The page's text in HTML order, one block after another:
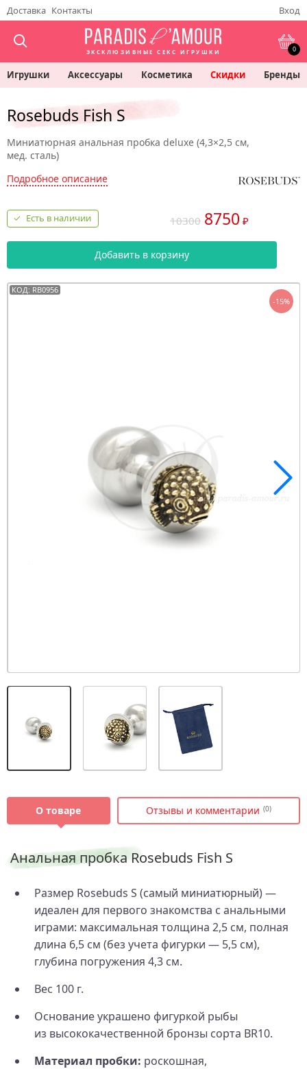
Доставка Контакты Вход
ЭКСКЛЮЗИВНЫЕ СЕКС ИГРУШКИ 0
Игрушки Аксессуары Косметика Скидки Бренды
Rosebuds Fish S
Миниатюрная анальная пробка deluxe (4,3×2,5 см,
мед. сталь)
Подробное описание
10300 8750 ₽
Есть в наличии
Добавить в корзину
КОД: RB0956
-15%
О товаре Отзывы и комментарии (0)
Анальная пробка Rosebuds Fish S
Размер Rosebuds S (самый миниатюрный) —
идеален для первого знакомства с анальными
играми: максимальная толщина 2,5 см, полная
длина 6,5 см (без учета фигурки — 5,5 см),
глубина погружения 4,3 см.
Вес 100 г.
Основание украшено фигуркой рыбы
из высококачественной бронзы сорта BR10.
Материал пробки: роскошная,